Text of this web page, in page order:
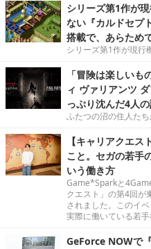
シリーズ第1作が
ない『カルドセプ
搭載で、あらため
シリーズ第1作が現行
「冒険は楽しい
ィ ヴァリアンツ
っぷり沈んだ4人
ふたつの沼の住人たち
【キャリアクエス
こと。セガの若手
いう働き方
Game*Sparkと
クエスト」の第4回が
されました。このイ
実際に働いている若
GeForce NOWで